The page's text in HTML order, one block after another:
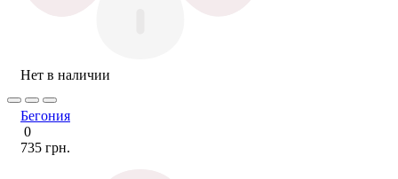
Нет в наличии
Бегония
0
735 грн.